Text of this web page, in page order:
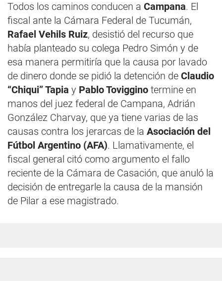
Todos los caminos conducen a Campana. El
fiscal ante la Cámara Federal de Tucumán,
Rafael Vehils Ruiz, desistió del recurso que
había planteado su colega Pedro Simón y de
esa manera permitiría que la causa por lavado
de dinero donde se pidió la detención de Claudio
“Chiqui” Tapia y Pablo Toviggino termine en
manos del juez federal de Campana, Adrián
González Charvay, que ya tiene varias de las
causas contra los jerarcas de la Asociación del
Fútbol Argentino (AFA). Llamativamente, el
fiscal general citó como argumento el fallo
reciente de la Cámara de Casación, que anuló la
decisión de entregarle la causa de la mansión
de Pilar a ese magistrado.